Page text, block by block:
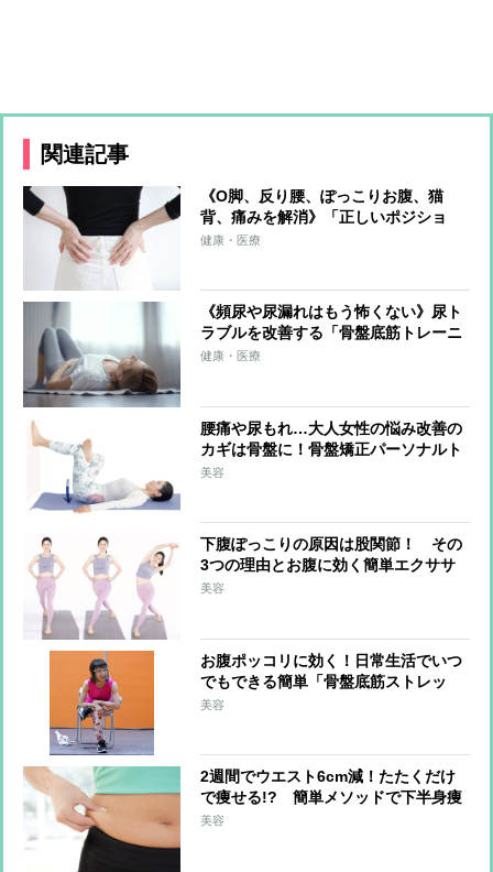
関連記事
《O脚、反り腰、ぽっこりお腹、猫
背、痛みを解消》「正しいポジショ
ン」を意識するだけゆがみをゼロにす
健康・医療
《頻尿や尿漏れはもう怖くない》尿ト
ラブルを改善する「骨盤底筋トレーニ
ング」 ポイントは「5秒吐いて、5秒
健康・医療
腰痛や尿もれ…大人女性の悩み改善の
カギは骨盤に！骨盤矯正パーソナルト
レーナーが教える寝たままできる体操
美容
下腹ぽっこりの原因は股関節！ その
3つの理由とお腹に効く簡単エクササ
イズ
美容
お腹ポッコリに効く！日常生活でいつ
でもできる簡単「骨盤底筋ストレッ
チ」
美容
2週間でウエスト6cm減！たたくだけ
で痩せる!? 簡単メソッドで下半身痩
せを目指せる
美容